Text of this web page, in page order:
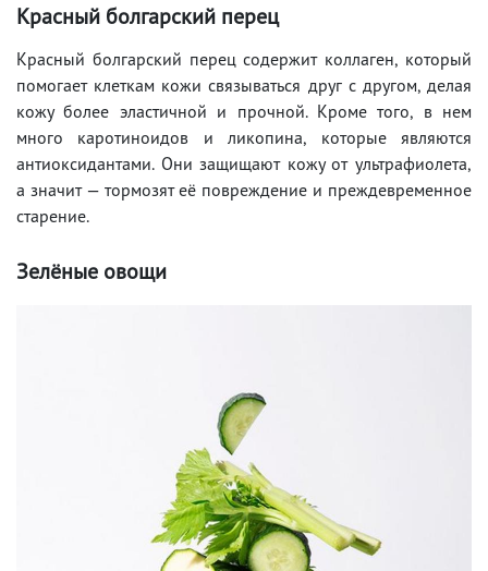
Красный болгарский перец
Красный болгарский перец содержит коллаген, который
помогает клеткам кожи связываться друг с другом, делая
кожу более эластичной и прочной. Кроме того, в нем
много каротиноидов и ликопина, которые являются
антиоксидантами. Они защищают кожу от ультрафиолета,
а значит — тормозят её повреждение и преждевременное
старение.
Зелёные овощи